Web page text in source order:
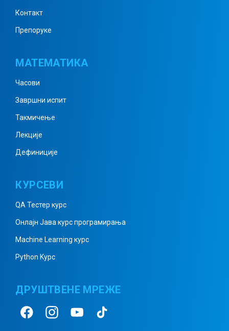
Геометрија – аксиоме
и углова
Геометрија – израчунавање
Геометрија – троугао
Контакт
Препоруке
МАТЕМАТИКА
Часови
Завршни испит
Такмичење
Лекције
Дефиниције
КУРСЕВИ
QA Тестер курс
Онлајн Јава курс програмирања
Machine Learning курс
Python Kурс
ДРУШТВЕНЕ МРЕЖЕ